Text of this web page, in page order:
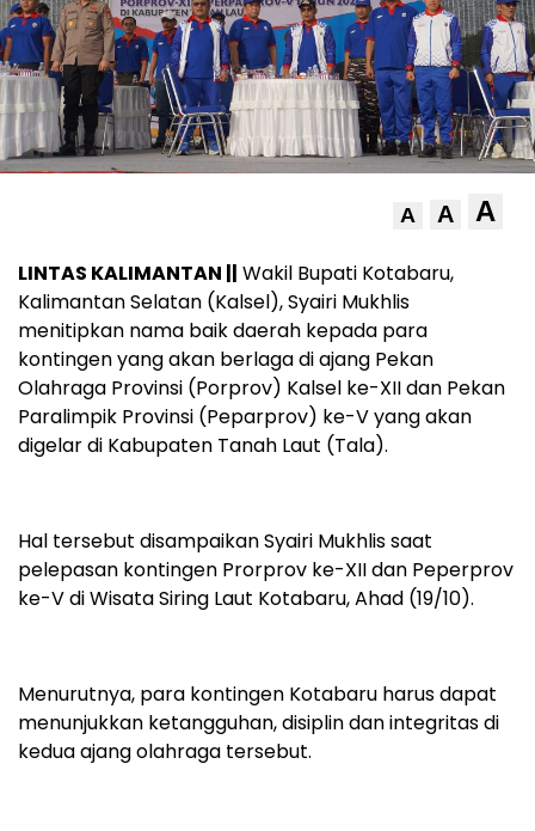
A A A
LINTAS KALIMANTAN || Wakil Bupati Kotabaru,
Kalimantan Selatan (Kalsel), Syairi Mukhlis
menitipkan nama baik daerah kepada para
kontingen yang akan berlaga di ajang Pekan
Olahraga Provinsi (Porprov) Kalsel ke-XII dan Pekan
Paralimpik Provinsi (Peparprov) ke-V yang akan
digelar di Kabupaten Tanah Laut (Tala).
Hal tersebut disampaikan Syairi Mukhlis saat
pelepasan kontingen Prorprov ke-XII dan Peperprov
ke-V di Wisata Siring Laut Kotabaru, Ahad (19/10).
Menurutnya, para kontingen Kotabaru harus dapat
menunjukkan ketangguhan, disiplin dan integritas di
kedua ajang olahraga tersebut.